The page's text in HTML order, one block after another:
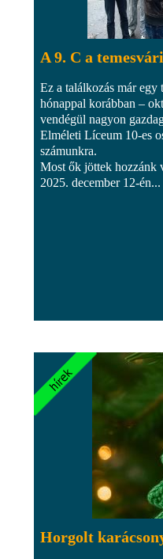
A 9. C a
Ez a találkozás már egy
hónappal korábban –
vendégül nagyon
Elméleti Líceum 10-es
számunkra.
Most ők jöttek hozzánk
2025. december 12-én...
Horgolt